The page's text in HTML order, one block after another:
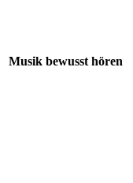
Musik bewusst hören